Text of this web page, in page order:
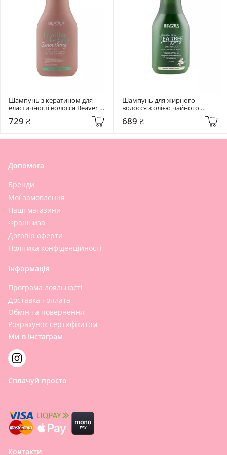
Шампунь з кератином для
еластичності волосся Beaver
Brazilian Keratin Smoothing
Shampoo 350 мл
729 ₴
Шампунь для жирного
волосся з олією чайного
дерева Beaver Essential Oil Of
Tea Tree Shampoo 350 мл
689 ₴
Допомога
Бренди
Мої замовлення
Наші магазини
Франшиза
Договір оферти
Політика конфіденційності
Інформація
Програма лояльності
Доставка і оплата
Обмін та повернення
Розрахунок сертифікатом
Ми в Інстаграм
Сплачуй просто
Контакти